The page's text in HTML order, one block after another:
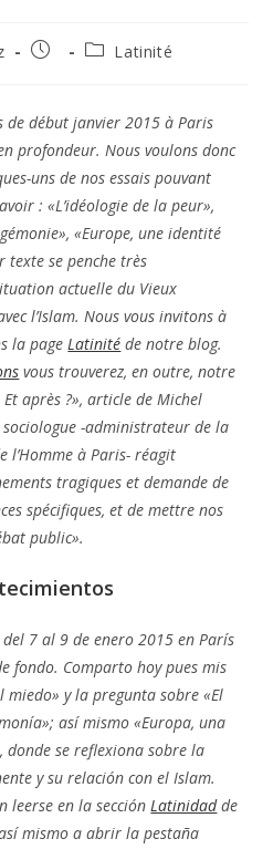
Publicación
entrada:
Categoría
entrada:
Latinité
de début janvier 2015 à Paris
profondeur. Nous voulons donc
uns de nos essais pouvant
: «L’idéologie de la peur»,
«Europe, une identité
texte se penche très
actuelle du Vieux
l’Islam. Nous vous invitons à
la pageLatinité de notre blog.
vous trouverez, en outre, notre
après ?», article de Michel
-administrateur de la
l’Homme à Paris- réagit
tragiques et demande de
spécifiques, et de mettre nos
public».
7 al 9 de enero 2015 en París
fondo. Comparto hoy pues mis
miedo» y la pregunta sobre «El
así mismo «Europa, una
donde se reflexiona sobre la
y su relación con el Islam.
leerse en la secciónLatinidadde
mismo a abrir la pestaña